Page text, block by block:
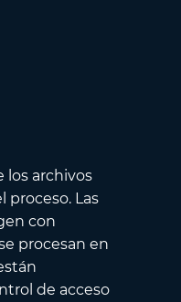
los archivos
proceso. Las
con
procesan en
de acceso